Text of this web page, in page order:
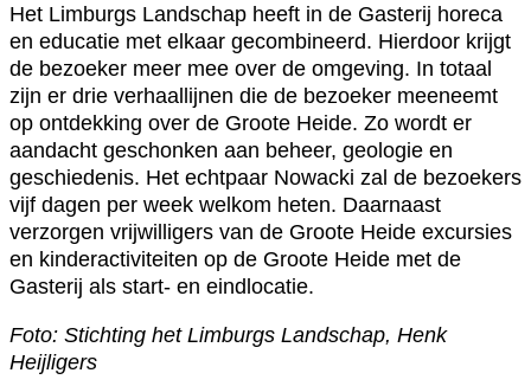
Het Limburgs Landschap heeft in de Gasterij horeca
en educatie met elkaar gecombineerd. Hierdoor krijgt
de bezoeker meer mee over de omgeving. In totaal
zijn er drie verhaallijnen die de bezoeker meeneemt
op ontdekking over de Groote Heide. Zo wordt er
aandacht geschonken aan beheer, geologie en
geschiedenis. Het echtpaar Nowacki zal de bezoekers
vijf dagen per week welkom heten. Daarnaast
verzorgen vrijwilligers van de Groote Heide excursies
en kinderactiviteiten op de Groote Heide met de
Gasterij als start- en eindlocatie.
Foto: Stichting het Limburgs Landschap, Henk
Heijligers